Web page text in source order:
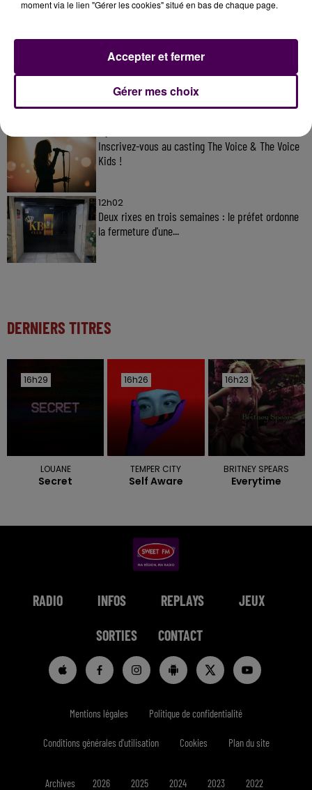
31 juillet 2026
Gagnez vos entrées à Terra Botanica !
Inscrivez-vous au casting The Voice & The Voice
Kids !
12h02
Deux rixes en trois semaines : le préfet ordonne
la fermeture d'une...
DERNIERS TITRES
16h29
16h29
LOUANE
Secret
16h26
16h26
TEMPER CITY
Self Aware
16h23
16h23
BRITNEY SPEARS
Everytime
RADIO INFOS REPLAYS JEUX
SORTIES CONTACT
Mentions légales Politique de confidentialité
Conditions générales d'utilisation Cookies Plan du site
Archives 2026 2025 2024 2023 2022
moment via le lien "Gérer les cookies" situé en bas de chaque page.
Gérer mes choix
Accepter et fermer